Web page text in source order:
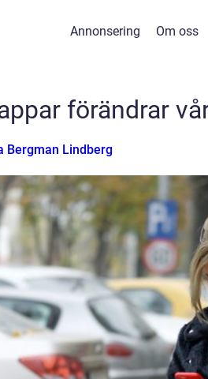
Annonsering Om oss
förändrar
Bergman Lindberg